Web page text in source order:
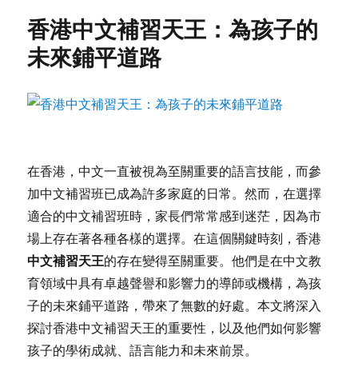
香港中文補習天王：為孩子的
未來鋪平道路
在香港，中文一直被視為至關重要的語言技能，而參
加中文補習班已成為許多家庭的日常。然而，在選擇
適合的中文補習班時，家長們常常感到迷茫，因為市
場上存在著各種各樣的選擇。在這個關鍵時刻，香港
中文補習天王的存在變得至關重要。他們是在中文教
育領域中具有卓越聲譽和影響力的導師或機構，為孩
子的未來鋪平道路，帶來了無數的好處。本文將深入
探討香港中文補習天王的重要性，以及他們如何影響
孩子的學術成就、語言能力和未來前景。